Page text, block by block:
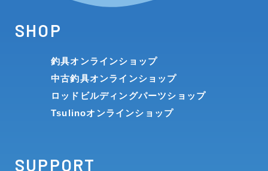
SHOP
釣具オンラインショップ
中古釣具オンラインショップ
ロッドビルディングパーツショップ
Tsulinoオンラインショップ
SUPPORT